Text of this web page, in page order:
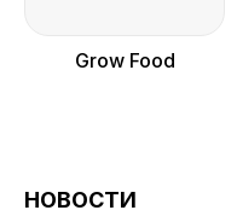
Grow Food
НОВОСТИ